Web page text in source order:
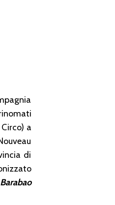
a
di
Barabao